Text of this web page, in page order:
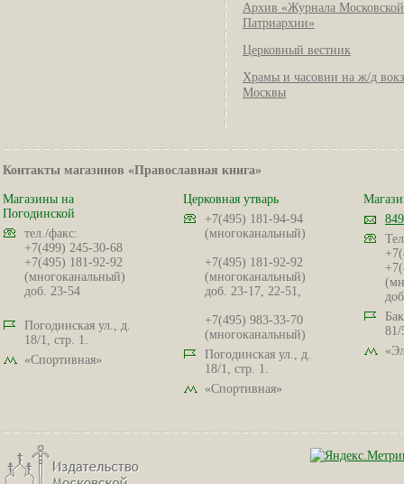
Архив «Журнала Московской
Патриархии»
Церковный вестник
Храмы и часовни на ж/д
Москвы
Контакты магазинов «Православная книга»
Магазины на
Погодинской
тел./факс:
+7(499) 245-30-68
+7(495) 181-92-92
(многоканальный)
доб. 23-54
Погодинская ул., д.
18/1, стр. 1.
«Спортивная»
Церковная утварь
+7(495) 181-94-94
(многоканальный)
+7(495) 181-92-92
(многоканальный)
доб. 23-17, 22-51,
+7(495) 983-33-70
(многоканальный)
Погодинская ул., д.
18/1, стр. 1.
«Спортивная»
81/